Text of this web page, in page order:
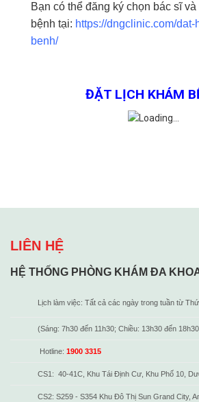
Bạn có thể đăng ký chọn bác sĩ
bệnh tại: https://dngclinic.com/dat-
benh/
ĐẶT LỊCH KHÁM
LIÊN HỆ
HỆ THỐNG PHÒNG KHÁM ĐA
Lịch làm việc: Tất cả các ngày trong tuần từ
(Sáng: 7h30 đến 11h30; Chiều: 13h30 đến
Hotline:1900 3315
CS1: 40-41C, Khu Tái Định Cư, Khu Phố 10,
CS2: S259 - S354 Khu Đô Thị Sun Grand City,